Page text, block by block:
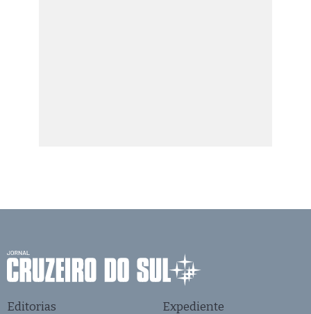
Editorias Expediente